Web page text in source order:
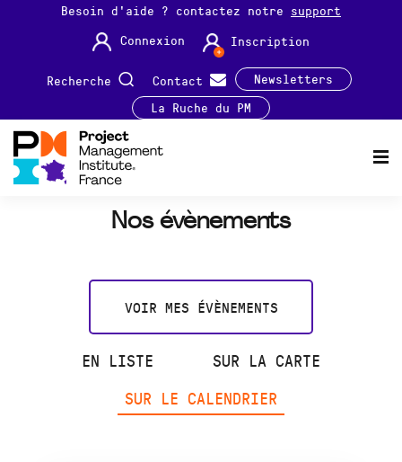
Besoin d'aide ? contactez notre support
Connexion
Inscription
Recherche Contact
Newsletters
La Ruche du PM
Nos évènements
VOIR MES ÉVÈNEMENTS
EN LISTE
SUR LA CARTE
SUR LE CALENDRIER